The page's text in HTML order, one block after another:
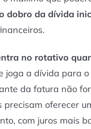
dobro da dívida
no rotativo
joga a dívida para
da fatura não
precisam oferecer
com juros mais